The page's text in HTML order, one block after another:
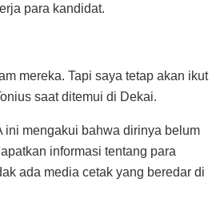
para kandidat.
mereka. Tapi saya tetap akan ikut
saat ditemui di Dekai.
ini mengakui bahwa dirinya belum
informasi tentang para
ada media cetak yang beredar di